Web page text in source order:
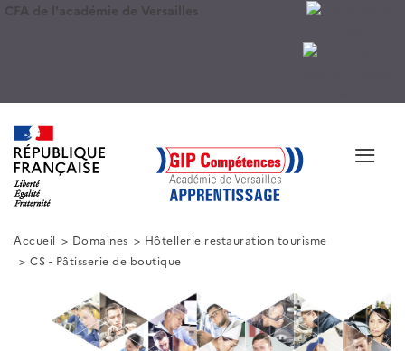
CFA de l'académie de Versailles
≡
Accueil Domaines
Hôtellerie restauration tourisme
CS - Pâtisserie de boutique